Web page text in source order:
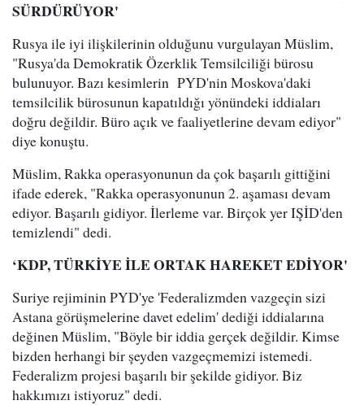
SÜRDÜRÜYOR'
Rusya ile iyi ilişkilerinin olduğunu vurgulayan Müslim,
"Rusya'da Demokratik Özerklik Temsilciliği bürosu
bulunuyor. Bazı kesimlerin PYD'nin Moskova'daki
temsilcilik bürosunun kapatıldığı yönündeki iddiaları
doğru değildir. Büro açık ve faaliyetlerine devam ediyor"
diye konuştu.
Müslim, Rakka operasyonunun da çok başarılı gittiğini
ifade ederek, "Rakka operasyonunun 2. aşaması devam
ediyor. Başarılı gidiyor. İlerleme var. Birçok yer IŞİD'den
temizlendi" dedi.
‘KDP, TÜRKİYE İLE ORTAK HAREKET EDİYOR'
Suriye rejiminin PYD'ye 'Federalizmden vazgeçin sizi
Astana görüşmelerine davet edelim' dediği iddialarına
değinen Müslim, "Böyle bir iddia gerçek değildir. Kimse
bizden herhangi bir şeyden vazgeçmemizi istemedi.
Federalizm projesi başarılı bir şekilde gidiyor. Biz
hakkımızı istiyoruz" dedi.